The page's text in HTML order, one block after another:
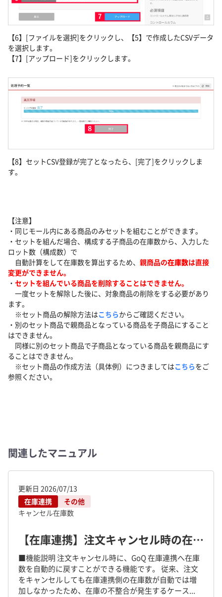
【6】[ファイルを選択]をクリックし、【5】で作成したCSVデータ
を選択します。
【7】[アップロード]をクリックします。
【8】セットCSV登録が完了となったら、[完了]をクリックしま
す。
【注意】
・同じモール内にある商品のみセットを組むことができます。
・セットを組んだ場合、構成する子商品の在庫数から、入力した
ロット数（構成数）で
自動計算をして在庫数を算出するため、 親商品の在庫数は直接
変更ができません。
・ セットを組んでいる商品を削除することはできません。
一度セットを解除した後に、対象商品の削除をする必要があり
ます。
※セット商品の解除方法はこちらからご確認ください。
・別のセット商品で親商品となっている商品を子商品にすること
はできません。
同様に別のセット商品で子商品となっている商品を親商品にす
ることはできません。
※セット商品の作成方法（具体例）につきましてはこちらをご
参照ください。
関連したマニュアル
更新日 2026/07/13
在庫連携
その他
キャンセル在庫数
【在庫連携】注文キャンセル時の在庫戻し機能
■機能説明 注文キャンセル時に、GoQ 在庫連携へ在庫
数を自動的に戻すことができる機能です。 従来、注文
をキャンセルしても在庫連携側の在庫数が自動では増
加しなかったため、在庫の不整合が発生するケース...